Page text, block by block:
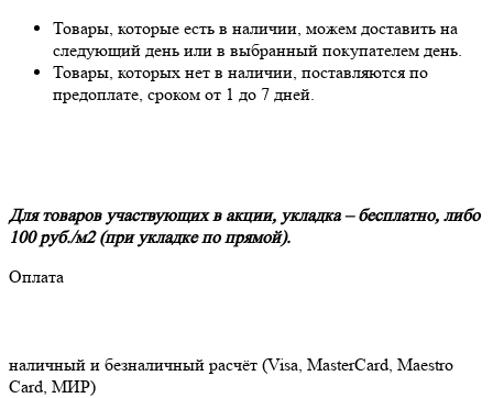
Товары, которые есть в наличии, можем доставить на
следующий день или в выбранный покупателем день.
Товары, которых нет в наличии, поставляются по
предоплате, сроком от 1 до 7 дней.
Для товаров участвующих в акции, укладка – бесплатно, либо
100 руб./м2 (при укладке по прямой).
Оплата
наличный и безналичный расчёт (Visa, MasterCard, Maestro
Card, МИР)